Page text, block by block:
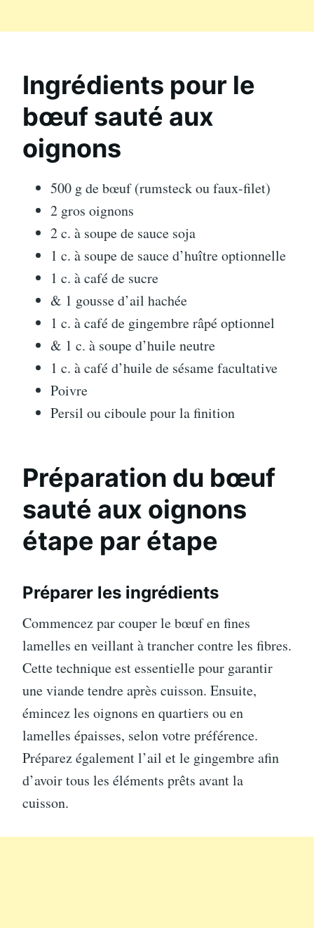
Ingrédients pour le
bœuf sauté aux
oignons
500 g de bœuf (rumsteck ou faux-filet)
2 gros oignons
2 c. à soupe de sauce soja
1 c. à soupe de sauce d’huître optionnelle
1 c. à café de sucre
& 1 gousse d’ail hachée
1 c. à café de gingembre râpé optionnel
& 1 c. à soupe d’huile neutre
1 c. à café d’huile de sésame facultative
Poivre
Persil ou ciboule pour la finition
Préparation du bœuf
sauté aux oignons
étape par étape
Préparer les ingrédients
Commencez par couper le bœuf en fines
lamelles en veillant à trancher contre les fibres.
Cette technique est essentielle pour garantir
une viande tendre après cuisson. Ensuite,
émincez les oignons en quartiers ou en
lamelles épaisses, selon votre préférence.
Préparez également l’ail et le gingembre afin
d’avoir tous les éléments prêts avant la
cuisson.